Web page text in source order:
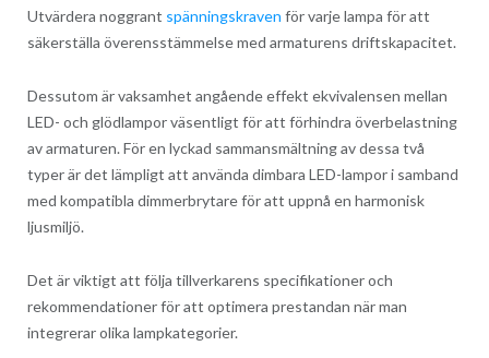
Utvärdera noggrant spänningskraven för varje lampa för att
säkerställa överensstämmelse med armaturens driftskapacitet.
Dessutom är vaksamhet angående effekt ekvivalensen mellan
LED- och glödlampor väsentligt för att förhindra överbelastning
av armaturen. För en lyckad sammansmältning av dessa två
typer är det lämpligt att använda dimbara LED-lampor i samband
med kompatibla dimmerbrytare för att uppnå en harmonisk
ljusmiljö.
Det är viktigt att följa tillverkarens specifikationer och
rekommendationer för att optimera prestandan när man
integrerar olika lampkategorier.